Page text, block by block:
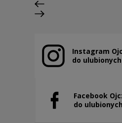
Poprzedni slajd
Następny slajd
Instagram
do ulubionych
Uwaga, link zostanie
Facebook
do ulubionych
Uwaga, link zostanie